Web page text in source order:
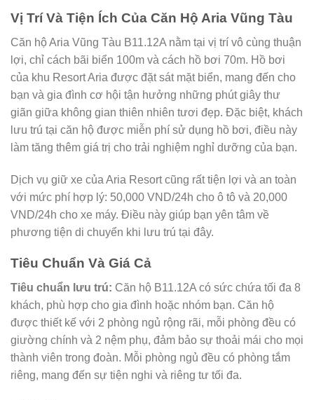
Vị Trí Và Tiện Ích Của Căn Hộ Aria Vũng Tàu
Căn hộ Aria Vũng Tàu B11.12A nằm tại vị trí vô cùng thuận
lợi, chỉ cách bãi biển 100m và cách hồ bơi 70m. Hồ bơi
của khu Resort Aria được đặt sát mặt biển, mang đến cho
bạn và gia đình cơ hội tận hưởng những phút giây thư
giãn giữa không gian thiên nhiên tươi đẹp. Đặc biệt, khách
lưu trú tại căn hộ được miễn phí sử dụng hồ bơi, điều này
làm tăng thêm giá trị cho trải nghiệm nghỉ dưỡng của bạn.
Dịch vụ giữ xe của Aria Resort cũng rất tiện lợi và an toàn
với mức phí hợp lý: 50,000 VND/24h cho ô tô và 20,000
VND/24h cho xe máy. Điều này giúp bạn yên tâm về
phương tiện di chuyển khi lưu trú tại đây.
Tiêu Chuẩn Và Giá Cả
Tiêu chuẩn lưu trú: Căn hộ B11.12A có sức chứa tối đa 8
khách, phù hợp cho gia đình hoặc nhóm bạn. Căn hộ
được thiết kế với 2 phòng ngủ rộng rãi, mỗi phòng đều có
giường chính và 2 nệm phụ, đảm bảo sự thoải mái cho mọi
thành viên trong đoàn. Mỗi phòng ngủ đều có phòng tắm
riêng, mang đến sự tiện nghi và riêng tư tối đa.